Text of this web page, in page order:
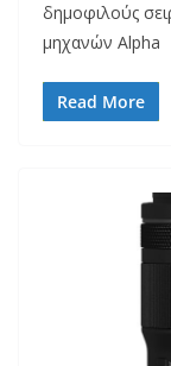
δημοφιλούς
μηχανών Alpha
Read More